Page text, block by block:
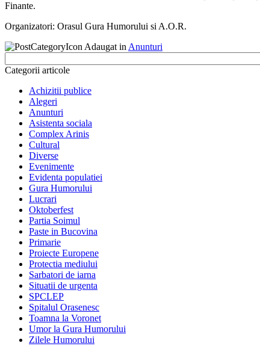
Finante.
Organizatori: Orasul Gura Humorului si A.O.R.
Adaugat in Anunturi
Categorii articole
Achizitii publice
Alegeri
Anunturi
Asistenta sociala
Complex Arinis
Cultural
Diverse
Evenimente
Evidenta populatiei
Gura Humorului
Lucrari
Oktoberfest
Partia Soimul
Paste in Bucovina
Primarie
Proiecte Europene
Protectia mediului
Sarbatori de iarna
Situatii de urgenta
SPCLEP
Spitalul Orasenesc
Toamna la Voronet
Umor la Gura Humorului
Zilele Humorului